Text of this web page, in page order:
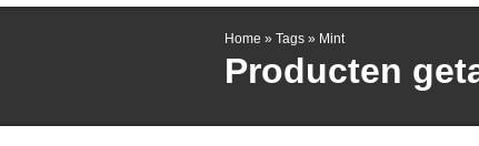
Home » Tags » Mint
Producten